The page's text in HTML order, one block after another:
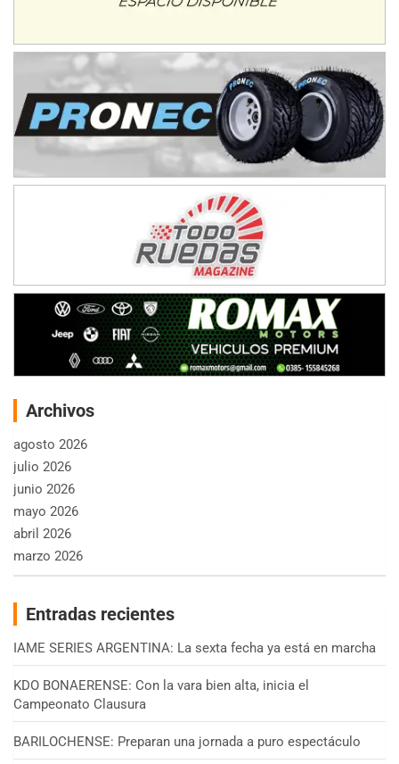
Archivos
agosto 2026
julio 2026
junio 2026
mayo 2026
abril 2026
marzo 2026
Entradas recientes
IAME SERIES ARGENTINA: La sexta fecha ya está en marcha
KDO BONAERENSE: Con la vara bien alta, inicia el
Campeonato Clausura
BARILOCHENSE: Preparan una jornada a puro espectáculo